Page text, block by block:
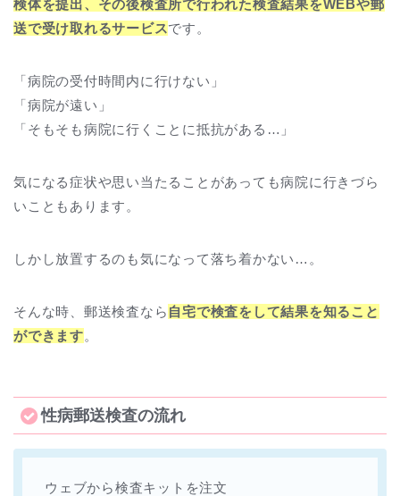
検体を提出、その後検査所で行われた検査結果をWEBや郵
送で受け取れるサービスです。
「病院の受付時間内に行けない」
「病院が遠い」
「そもそも病院に行くことに抵抗がある…」
気になる症状や思い当たることがあっても病院に行きづら
いこともあります。
しかし放置するのも気になって落ち着かない…。
そんな時、郵送検査なら 自宅で検査をして結果を知ること
ができます。
性病郵送検査の流れ
ウェブから検査キットを注文